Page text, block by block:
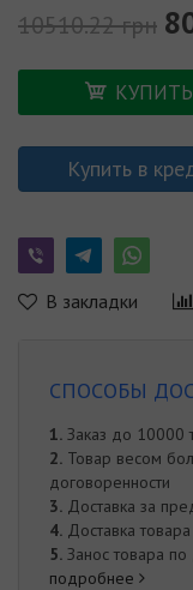
10510.22 грн
КУПИТЬ
Купить в
В закладки
СПОСОБЫ
1. Заказ до 10000
2. Товар весом
договоренности
3. Доставка за
4. Доставка
5. Занос товара
подробнее